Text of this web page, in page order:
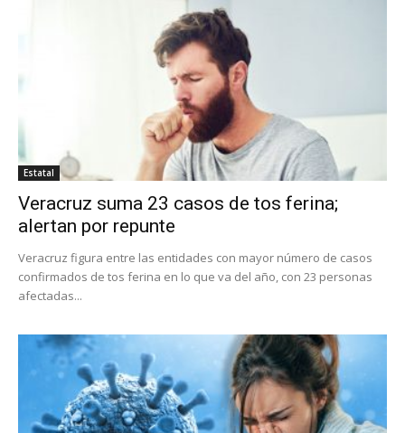
Estatal
Veracruz suma 23 casos de tos ferina;
alertan por repunte
Veracruz figura entre las entidades con mayor número de casos
confirmados de tos ferina en lo que va del año, con 23 personas
afectadas...